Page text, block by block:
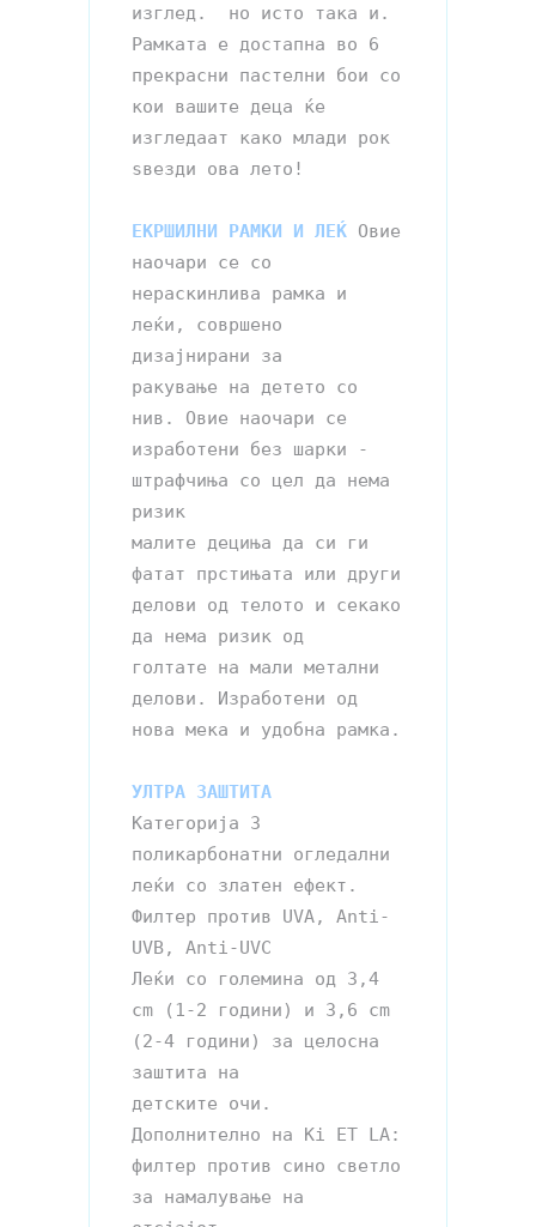
изглед.  но исто така и.
Рамката е достапна во 6
прекрасни пастелни бои со
кои вашите деца ќе
изгледаат како млади рок
ѕвезди ова лето!
ЕКРШИЛНИ РАМКИ И ЛЕЌ Овие
наочари се со
нераскинлива рамка и
леќи, совршено
дизајнирани за
ракување на детето со
нив. Овие наочари се
изработени без шарки -
штрафчиња со цел да нема
ризик
малите дециња да си ги
фатат прстињата или други
делови од телото и секако
да нема ризик од
голтате на мали метални
делови. Изработени од
нова мека и удобна рамка.
УЛТРА ЗАШТИТА
Категорија 3
поликарбонатни огледални
леќи со златен ефект.
Филтер против UVA, Anti-
UVB, Anti-UVC
Леќи со големина од 3,4
cm (1-2 години) и 3,6 cm
(2-4 години) за целосна
заштита на
детските очи.
Дополнително на Ki ET LA:
филтер против сино светло
за намалување на